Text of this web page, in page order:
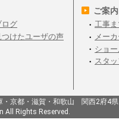
ログ
つけたユーザの声
ご案内
工事
メー
ショ
スタ
京都・滋賀・和歌山 関西2府4県
All Rights Reserved.